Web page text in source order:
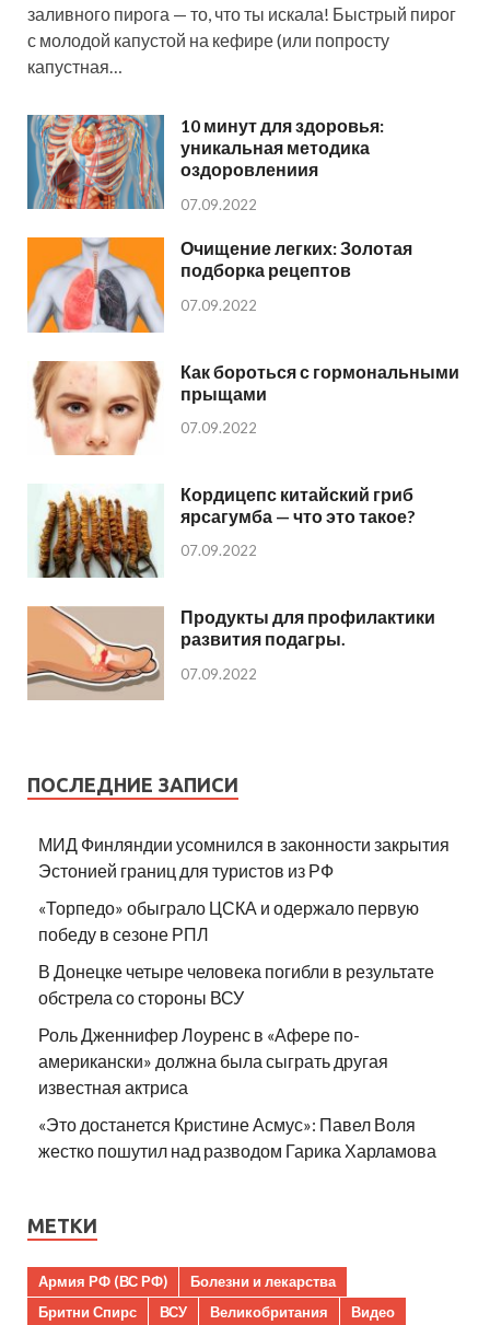
заливного пирога — то, что ты искала! Быстрый пирог
с молодой капустой на кефире (или попросту
капустная…
10 минут для здоровья:
уникальная методика
оздоровлениия
07.09.2022
Очищение легких: Золотая
подборка рецептов
07.09.2022
Как бороться с гормональными
прыщами
07.09.2022
Кордицепс китайский гриб
ярсагумба — что это такое?
07.09.2022
Продукты для профилактики
развития подагры.
07.09.2022
ПОСЛЕДНИЕ ЗАПИСИ
МИД Финляндии усомнился в законности закрытия
Эстонией границ для туристов из РФ
«Торпедо» обыграло ЦСКА и одержало первую
победу в сезоне РПЛ
В Донецке четыре человека погибли в результате
обстрела со стороны ВСУ
Роль Дженнифер Лоуренс в «Афере по-
американски» должна была сыграть другая
известная актриса
«Это достанется Кристине Асмус»: Павел Воля
жестко пошутил над разводом Гарика Харламова
МЕТКИ
Армия РФ (ВС РФ)
Болезни и лекарства
Бритни Спирс
ВСУ Великобритания
Видео